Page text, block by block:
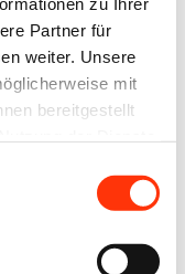
Partner für
weiter. Unsere
mit
bereitgestellt